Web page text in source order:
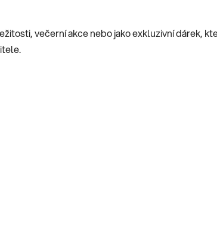
večerní akce nebo jako exkluzivní dárek,